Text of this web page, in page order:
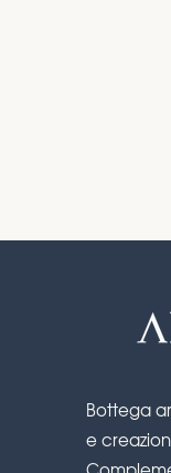
Bottega
e